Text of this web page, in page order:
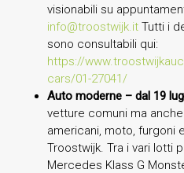
visionabili su
info@troostwijk.it Tutti i
sono consultabili qui:
https://
cars/01-27041/
Auto moderne – dal 19
vetture comuni ma
americani, moto, furgoni
Troostwijk. Tra i vari lotti
Mercedes Klass G